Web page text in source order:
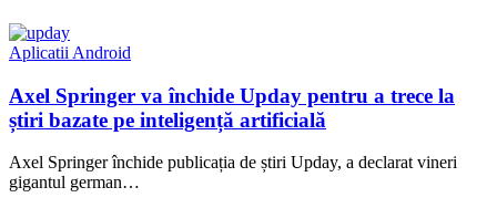
Aplicatii Android
Axel Springer va închide Upday pentru a trece la
știri bazate pe inteligență artificială
Axel Springer închide publicația de știri Upday, a declarat vineri
gigantul german…